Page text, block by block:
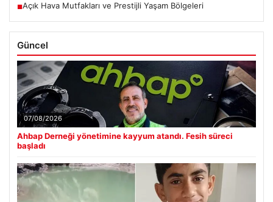
■Açık Hava Mutfakları ve Prestijli Yaşam Bölgeleri
Güncel
07/08/2026
Ahbap Derneği yönetimine kayyum atandı. Fesih süreci
başladı